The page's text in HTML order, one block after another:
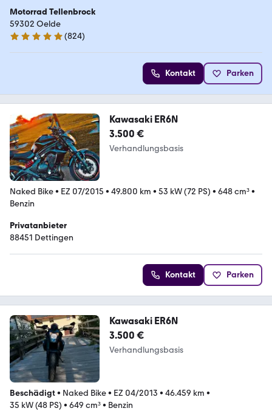
Motorrad Tellenbrock
59302 Oelde
4.9 Sterne
(824)
Kontakt Parken
Kawasaki ER6N
3.500 €
Verhandlungsbasis
Naked Bike• EZ 07/2015 • 49.800 km • 53 kW (72 PS) • 648 cm³•
Benzin
Privatanbieter
88451 Dettingen
Kontakt Parken
Kawasaki ER6N
3.500 €
Verhandlungsbasis
Beschädigt• Naked Bike• EZ 04/2013 • 46.459 km •
35 kW (48 PS) • 649 cm³• Benzin